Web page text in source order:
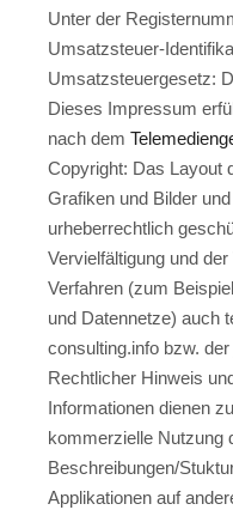
Unter der
Umsatzsteuer-
Umsatzsteuergesetz:
Dieses Impressum
nach dem
Copyright: Das Layout
Grafiken und Bilder
urheberrechtlich
Vervielfältigung und
Verfahren (zum
und Datennetze) auch
consulting.info bzw.
Rechtlicher Hinweis
Informationen dienen
kommerzielle Nutzung
Beschreibungen/
Applikationen auf